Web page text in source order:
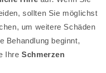
sollten Sie möglichst
um weitere Schäden
Behandlung beginnt,
IhreSchmerzen